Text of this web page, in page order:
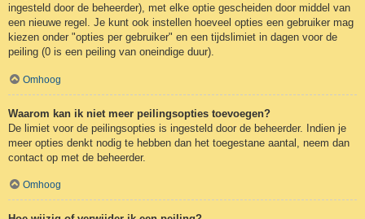
ingesteld door de beheerder), met elke optie gescheiden door middel van
een nieuwe regel. Je kunt ook instellen hoeveel opties een gebruiker mag
kiezen onder "opties per gebruiker" en een tijdslimiet in dagen voor de
peiling (0 is een peiling van oneindige duur).
Omhoog
Waarom kan ik niet meer peilingsopties toevoegen?
De limiet voor de peilingsopties is ingesteld door de beheerder. Indien je
meer opties denkt nodig te hebben dan het toegestane aantal, neem dan
contact op met de beheerder.
Omhoog